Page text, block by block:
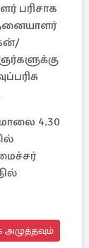
பரிசாக
4.30
அழுத்தவும்